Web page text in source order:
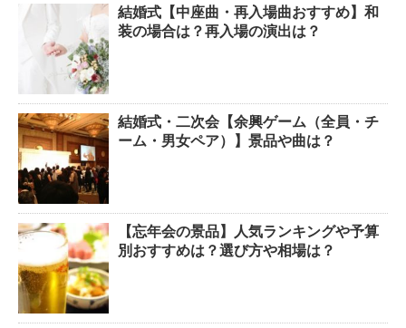
結婚式【中座曲・再入場曲おすすめ】和
装の場合は？再入場の演出は？
結婚式・二次会【余興ゲーム（全員・チ
ーム・男女ペア）】景品や曲は？
【忘年会の景品】人気ランキングや予算
別おすすめは？選び方や相場は？